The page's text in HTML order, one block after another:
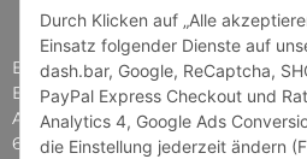
Durch Klicken auf „Alle
Einsatz folgender Dienste auf
dash.bar, Google, ReCaptcha,
PayPal Express Checkout und
Analytics 4, Google Ads
die Einstellung jederzeit ändern
Brettspiel-Paradies
Bender & Lipkowski GbR
Am Straßbach 5
61169 Friedberg